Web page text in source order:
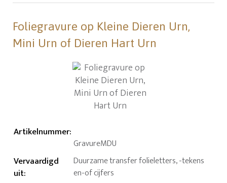
Foliegravure op Kleine Dieren Urn,
Mini Urn of Dieren Hart Urn
Artikelnummer:
GravureMDU
Vervaardigd
uit:
Duurzame transfer folieletters, -tekens
en-of cijfers